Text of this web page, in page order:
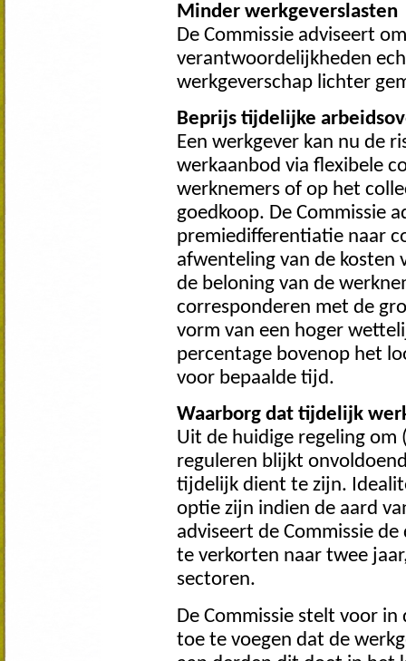
Minder werkgeverslasten
De Commissie adviseert
verantwoordelijkheden
werkgeverschap lichter
Beprijs tijdelijke
Een werkgever kan nu de
werkaanbod via flexibele
werknemers of op het
goedkoop. De Commissie
premiedifferentiatie naar
afwenteling van de kosten
de beloning van de
corresponderen met de
vorm van een hoger
percentage bovenop het
voor bepaalde tijd.
Waarborg dat tijdelijk
Uit de huidige regeling
reguleren blijkt
tijdelijk dient te zijn.
optie zijn indien de aard
adviseert de Commissie
te verkorten naar twee
sectoren.
De Commissie stelt voor
toe te voegen dat de